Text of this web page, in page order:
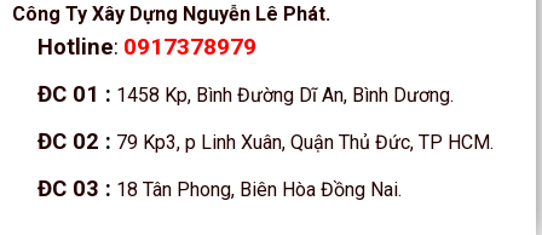
Công Ty Xây Dựng Nguyễn Lê Phát.
Hotline: 0917378979
ĐC 01 : 1458 Kp, Bình Đường Dĩ An, Bình Dương.
ĐC 02 : 79 Kp3, p Linh Xuân, Quận Thủ Đức, TP HCM.
ĐC 03 : 18 Tân Phong, Biên Hòa Đồng Nai.